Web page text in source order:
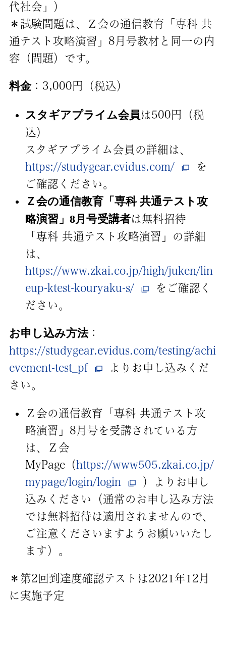
代社会」）
＊試験問題は、Ｚ会の通信教育「専科 共
通テスト攻略演習」8月号教材と同一の内
容（問題）です。
料金：3,000円（税込）
スタギアプライム会員 は500円（税
込）
スタギアプライム会員の詳細は、
https://studygear.evidus.com/
を
ご確認ください。
Ｚ会の通信教育「専科 共通テスト攻
略演習」8月号受講者は無料招待
「専科 共通テスト攻略演習」の詳細
は、
https://www.zkai.co.jp/high/juken/lin
eup-ktest-kouryaku-s/
をご確認く
ださい。
お申し込み方法：
https://studygear.evidus.com/testing/achi
evement-test_pf
よりお申し込みくだ
さい。
Ｚ会の通信教育「専科 共通テスト攻
略演習」8月号を受講されている方
は、Ｚ会
MyPage（ https://www505.zkai.co.jp/
mypage/login/login
）よりお申し
込みください（通常のお申し込み方法
では無料招待は適用されませんので、
ご注意くださいますようお願いいたし
ます）。
＊第2回到達度確認テストは2021年12月
に実施予定